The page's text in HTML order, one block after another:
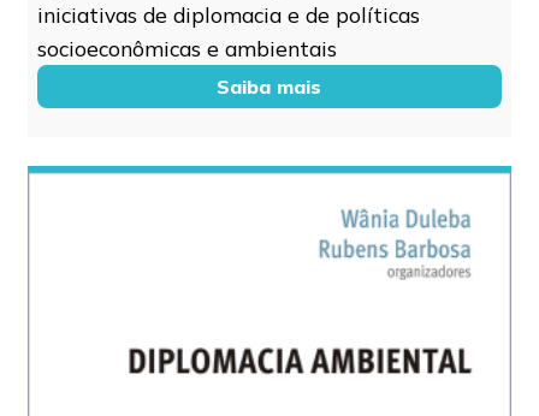
iniciativas de diplomacia e de políticas
socioeconômicas e ambientais
Saiba mais